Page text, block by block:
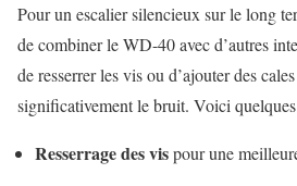
Pour un escalier silencieux sur le long
de combiner le WD-40 avec d’autres
de resserrer les vis ou d’ajouter des
significativement le bruit. Voici
Resserrage des vispour une